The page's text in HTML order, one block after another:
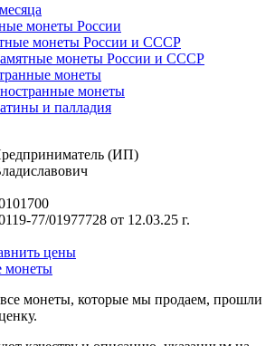
монеты России
монеты России и СССР
монеты России и СССР
монеты
монеты
и палладия
(ИП)
77/01977728 от 12.03.25 г.
цены
монеты
монеты, которые мы продаем, прошли